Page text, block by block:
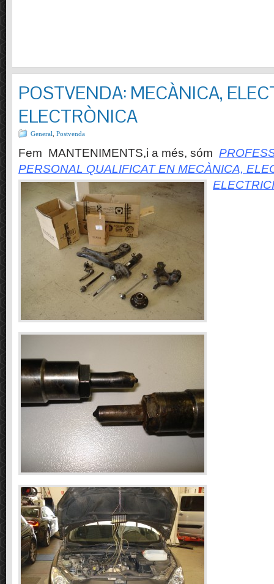
POSTVENDA: MECÀNICA,
ELECTRÒNICA
General Postvenda
Fem MANTENIMENTS,i a més, sóm
PERSONAL QUALIFICAT EN MECÀNICA,